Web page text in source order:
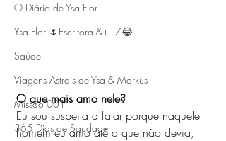
O Diário de Ysa Flor
Ysa Flor 🌷Escritora &+17😂
Saúde
Viagens Astrais de Ysa & Markus
Missão 0011
365 Dias de Saudade
O que mais amo nele?
Eu sou suspeita a falar porque naquele
homem eu amo até o que não devia,